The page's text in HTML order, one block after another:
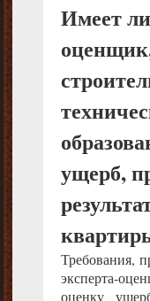
Имеет
ущерб,
Требования,
эксперта-
оценку